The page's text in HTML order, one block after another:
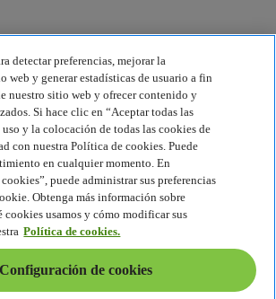
social corporativa
del producto
detectar preferencias, mejorar la
web y generar estadísticas de usuario a fin
nuestro sitio web y ofrecer contenido y
Si hace clic en “Aceptar todas las
y la colocación de todas las cookies de
con nuestra Política de cookies. Puede
en cualquier momento. En
puede administrar sus preferencias
Obtenga más información sobre
cookies usamos y cómo modificar sus
Política de cookies.
Configuración de cookies